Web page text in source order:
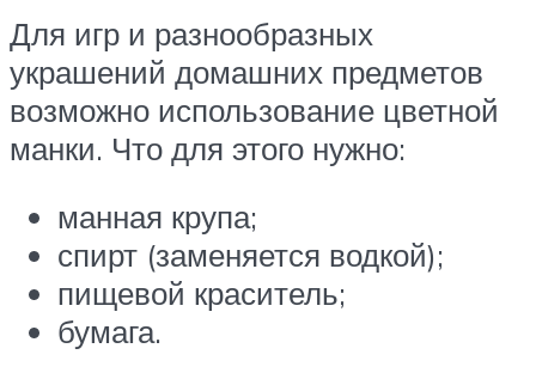
Для игр и разнообразных
украшений домашних предметов
возможно использование цветной
манки. Что для этого нужно:
манная крупа;
спирт (заменяется водкой);
пищевой краситель;
бумага.